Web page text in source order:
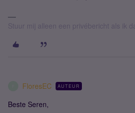
Stuur mij alleen een privébericht als ik
FloresEC AUTEUR
Beste Seren,